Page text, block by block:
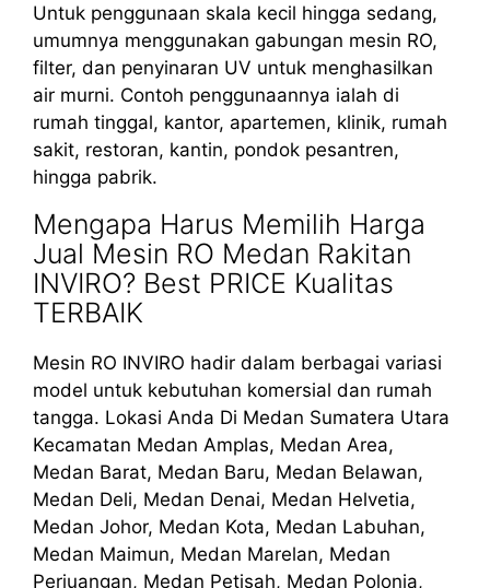
Untuk penggunaan skala kecil hingga sedang,
umumnya menggunakan gabungan mesin RO,
filter, dan penyinaran UV untuk menghasilkan
air murni. Contoh penggunaannya ialah di
rumah tinggal, kantor, apartemen, klinik, rumah
sakit, restoran, kantin, pondok pesantren,
hingga pabrik.
Mengapa Harus Memilih Harga
Jual Mesin RO Medan Rakitan
INVIRO? Best PRICE Kualitas
TERBAIK
Mesin RO INVIRO hadir dalam berbagai variasi
model untuk kebutuhan komersial dan rumah
tangga. Lokasi Anda Di Medan Sumatera Utara
Kecamatan Medan Amplas, Medan Area,
Medan Barat, Medan Baru, Medan Belawan,
Medan Deli, Medan Denai, Medan Helvetia,
Medan Johor, Medan Kota, Medan Labuhan,
Medan Maimun, Medan Marelan, Medan
Perjuangan, Medan Petisah, Medan Polonia,